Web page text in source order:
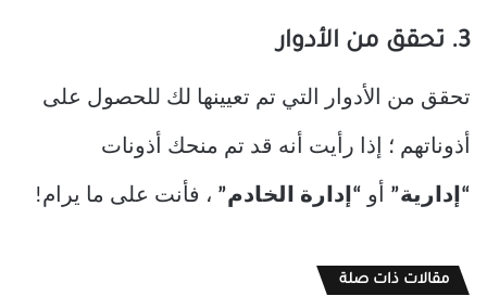
3. تحقق من الأدوار
تحقق من الأدوار التي تم تعيينها لك للحصول على
أذوناتهم ؛ إذا رأيت أنه قد تم منحك أذونات
“إدارية” أو “إدارة الخادم” ، فأنت على ما يرام!
مقالات ذات صلة